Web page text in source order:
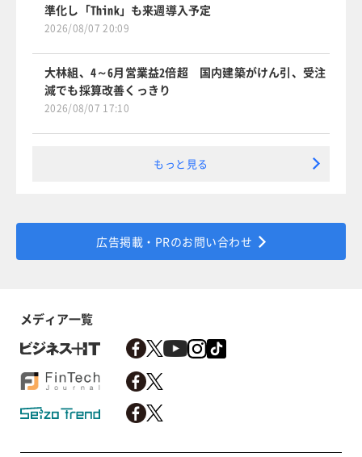
準化し「Think」も来週導入予定
2026/08/07 20:09
大林組、4～6月営業益2倍超 国内建築がけん引、受注
減でも採算改善くっきり
2026/08/07 17:10
もっと見る
広告掲載・PRのお問い合わせ
メディア一覧